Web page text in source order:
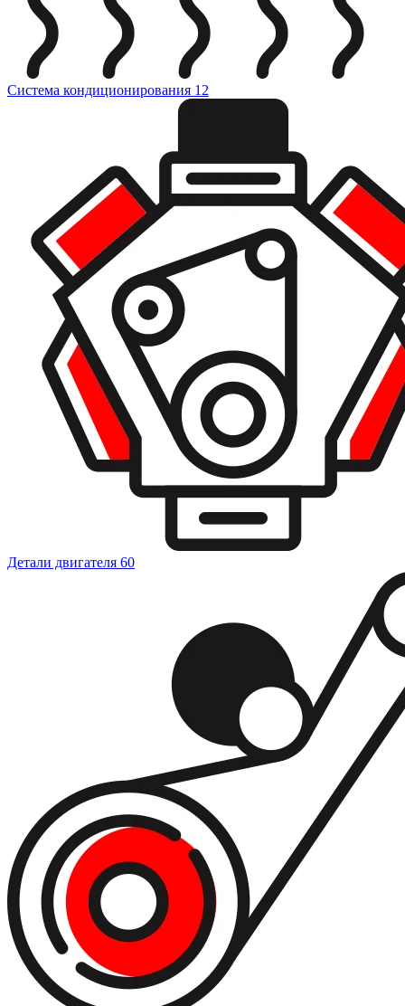
Система кондиционирования 12
Детали двигателя 60